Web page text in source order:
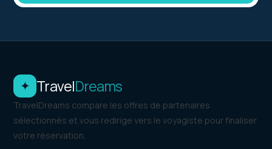
✦ TravelDreams
TravelDreams compare les offres de partenaires
sélectionnés et vous redirige vers le voyagiste pour finaliser
votre réservation.